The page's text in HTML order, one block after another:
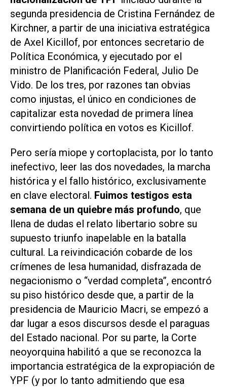
segunda presidencia de Cristina Fernández de
Kirchner, a partir de una iniciativa estratégica
de Axel Kicillof, por entonces secretario de
Política Económica, y ejecutado por el
ministro de Planificación Federal, Julio De
Vido. De los tres, por razones tan obvias
como injustas, el único en condiciones de
capitalizar esta novedad de primera línea
convirtiendo política en votos es Kicillof.
Pero sería miope y cortoplacista, por lo tanto
inefectivo, leer las dos novedades, la marcha
histórica y el fallo histórico, exclusivamente
en clave electoral. Fuimos testigos esta
semana de un quiebre más profundo, que
llena de dudas el relato libertario sobre su
supuesto triunfo inapelable en la batalla
cultural. La reivindicación cobarde de los
crímenes de lesa humanidad, disfrazada de
negacionismo o “verdad completa”, encontró
su piso histórico desde que, a partir de la
presidencia de Mauricio Macri, se empezó a
dar lugar a esos discursos desde el paraguas
del Estado nacional. Por su parte, la Corte
neoyorquina habilitó a que se reconozca la
importancia estratégica de la expropiación de
YPF (y por lo tanto admitiendo que esa